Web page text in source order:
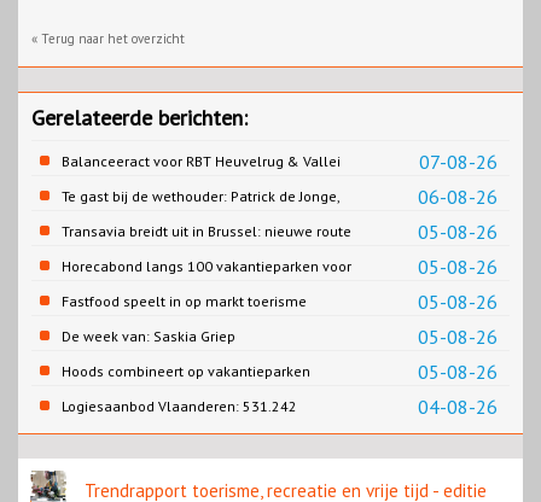
« Terug naar het overzicht
Gerelateerde berichten:
07-08-26
Balanceeract voor RBT Heuvelrug & Vallei
06-08-26
Te gast bij de wethouder: Patrick de Jonge,
Gemeente Emmen
05-08-26
Transavia breidt uit in Brussel: nieuwe route
naar Porto
05-08-26
Horecabond langs 100 vakantieparken voor
Cao-recreatie
05-08-26
Fastfood speelt in op markt toerisme
05-08-26
De week van: Saskia Griep
05-08-26
Hoods combineert op vakantieparken
recreatie en wonen
04-08-26
Logiesaanbod Vlaanderen: 531.242
slaapplaatsen
Trendrapport toerisme, recreatie en vrije tijd - editie